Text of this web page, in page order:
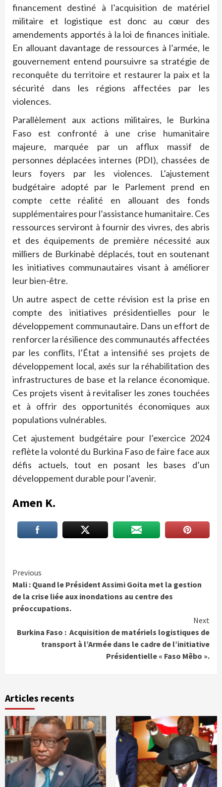
financement destiné à l’acquisition de matériel
militaire et logistique est donc au cœur des
amendements apportés à la loi de finances initiale.
En allouant davantage de ressources à l’armée, le
gouvernement entend poursuivre sa stratégie de
reconquête du territoire et restaurer la paix et la
sécurité dans les régions affectées par les
violences.
Parallèlement aux actions militaires, le Burkina
Faso est confronté à une crise humanitaire
majeure, marquée par un afflux massif de
personnes déplacées internes (PDI), chassées de
leurs foyers par les violences. L’ajustement
budgétaire adopté par le Parlement prend en
compte cette réalité en allouant des fonds
supplémentaires pour l’assistance humanitaire. Ces
ressources serviront à fournir des vivres, des abris
et des équipements de première nécessité aux
milliers de Burkinabè déplacés, tout en soutenant
les initiatives communautaires visant à améliorer
leur bien-être.
Un autre aspect de cette révision est la prise en
compte des initiatives présidentielles pour le
développement communautaire. Dans un effort de
renforcer la résilience des communautés affectées
par les conflits, l’État a intensifié ses projets de
développement local, axés sur la réhabilitation des
infrastructures de base et la relance économique.
Ces projets visent à revitaliser les zones touchées
et à offrir des opportunités économiques aux
populations vulnérables.
Cet ajustement budgétaire pour l’exercice 2024
reflète la volonté du Burkina Faso de faire face aux
défis actuels, tout en posant les bases d’un
développement durable pour l’avenir.
Amen K.
Continue
Reading
Previous
Mali : Quand le Président Assimi Goita met la gestion
de la crise liée aux inondations au centre des
préoccupations.
Next
Burkina Faso : Acquisition de matériels logistiques de
transport à l’Armée dans le cadre de l’initiative
Présidentielle « Faso Mêbo ».
Articles recents